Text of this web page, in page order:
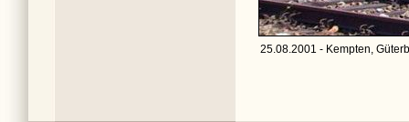
25.08.2001 - Kempten,